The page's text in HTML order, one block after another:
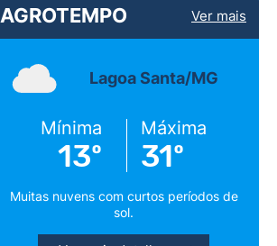
AGROTEMPO Ver mais
Lagoa Santa/MG
Mínima
13º
Máxima
31º
Muitas nuvens com curtos períodos de
sol.